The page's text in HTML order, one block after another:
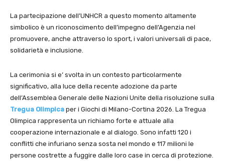
La partecipazione dell’UNHCR a questo momento altamente
simbolico è un riconoscimento dell’impegno dell’Agenzia nel
promuovere, anche attraverso lo sport, i valori universali di pace,
solidarietà e inclusione.
La cerimonia si e’ svolta in un contesto particolarmente
significativo, alla luce della recente adozione da parte
dell’Assemblea Generale delle Nazioni Unite della risoluzione sulla
Tregua Olimpica per i Giochi di Milano-Cortina 2026. La Tregua
Olimpica rappresenta un richiamo forte e attuale alla
cooperazione internazionale e al dialogo. Sono infatti 120 i
conflitti che infuriano senza sosta nel mondo e 117 milioni le
persone costrette a fuggire dalle loro case in cerca di protezione.